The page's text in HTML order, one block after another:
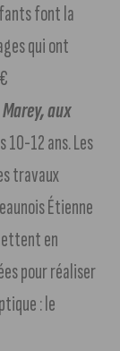
font la
qui ont
Marey, aux
10-12 ans. Les
travaux
Étienne
en
pour réaliser
: le